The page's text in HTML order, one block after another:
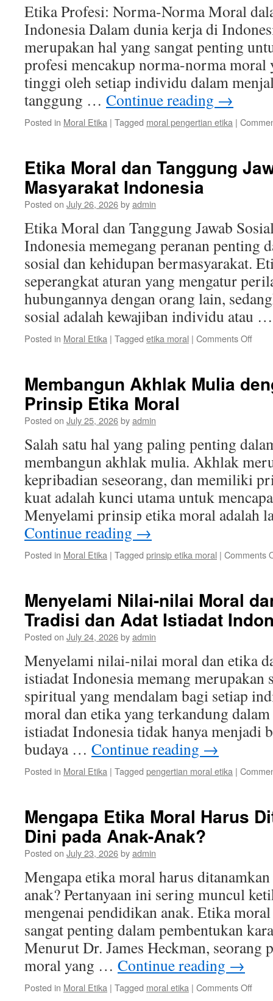
Etika Profesi: Norma-Norma Moral
Indonesia Dalam dunia kerja di
merupakan hal yang sangat penting
profesi mencakup norma-norma moral
tinggi oleh setiap individu dalam
tanggung … Continue reading →
Posted in Moral Etika | Tagged moral pengertian etika |
Etika Moral dan Tanggung
Masyarakat Indonesia
Posted on July 26, 2026byadmin
Etika Moral dan Tanggung Jawab
Indonesia memegang peranan penting
sosial dan kehidupan bermasyarakat.
seperangkat aturan yang mengatur
hubungannya dengan orang lain,
sosial adalah kewajiban individu atau
Posted in Moral Etika | Tagged etika moral | Comments Offon
Membangun Akhlak Mulia
Prinsip Etika Moral
Posted on July 25, 2026byadmin
Salah satu hal yang paling penting
membangun akhlak mulia. Akhlak
kepribadian seseorang, dan memiliki
kuat adalah kunci utama untuk
Menyelami prinsip etika moral adalah
Continue reading →
Posted in Moral Etika | Tagged prinsip etika moral | Comments
Menyelami Nilai-nilai Moral
Tradisi dan Adat Istiadat
Posted on July 24, 2026byadmin
Menyelami nilai-nilai moral dan etika
istiadat Indonesia memang merupakan
spiritual yang mendalam bagi setiap
moral dan etika yang terkandung
istiadat Indonesia tidak hanya menjadi
budaya … Continue reading →
Posted in Moral Etika | Tagged pengertian moral etika |
Mengapa Etika Moral Harus
Dini pada Anak-Anak?
Posted on July 23, 2026byadmin
Mengapa etika moral harus
anak? Pertanyaan ini sering muncul
mengenai pendidikan anak. Etika
sangat penting dalam pembentukan
Menurut Dr. James Heckman, seorang
moral yang … Continue reading →
Posted in Moral Etika | Tagged moral etika | Comments Offon